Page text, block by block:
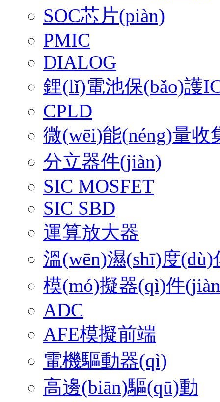
SOC芯片(piàn)
PMIC
DIALOG
鋰(lǐ)電池保(bǎo)護
CPLD
微(wēi)能(néng)量收
分立器件(jiàn)
SIC MOSFET
SIC SBD
運算放大器
溫(wēn)濕(shī)度(dù)
模(mó)擬器(qì)件
ADC
AFE模擬前端
電機驅動器(qì)
高邊(biān)驅(qū)動